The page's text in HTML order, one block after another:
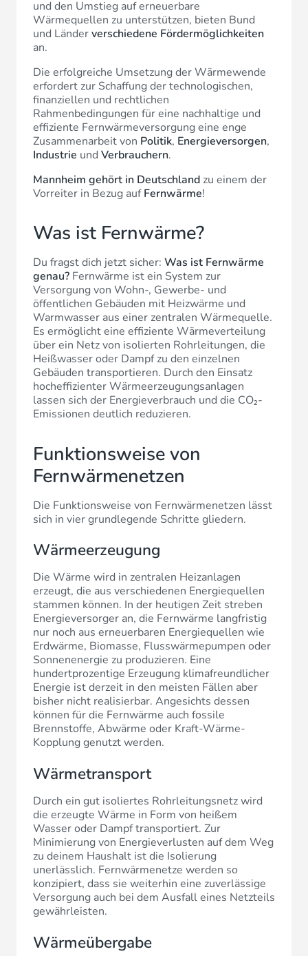
und den Umstieg auf erneuerbare
Wärmequellen zu unterstützen, bieten Bund
und Länderverschiedene Fördermöglichkeiten
an.
Die erfolgreiche Umsetzung der Wärmewende
erfordert zur Schaffung der technologischen,
finanziellen und rechtlichen
Rahmenbedingungen für eine nachhaltige und
effiziente Fernwärmeversorgung eine enge
Zusammenarbeit von Politik, Energieversorgen,
Industrie und Verbrauchern.
Mannheim gehört in Deutschland zu einem der
Vorreiter in Bezug aufFernwärme!
Was ist Fernwärme?
Du fragst dich jetzt sicher: Was ist Fernwärme
genau? Fernwärme ist ein System zur
Versorgung von Wohn-, Gewerbe- und
öffentlichen Gebäuden mit Heizwärme und
Warmwasser aus einer zentralen Wärmequelle.
Es ermöglicht eine effiziente Wärmeverteilung
über ein Netz von isolierten Rohrleitungen, die
Heißwasser oder Dampf zu den einzelnen
Gebäuden transportieren. Durch den Einsatz
hocheffizienter Wärmeerzeugungsanlagen
lassen sich der Energieverbrauch und die CO₂-
Emissionen deutlich reduzieren.
Funktionsweise von
Fernwärmenetzen
Die Funktionsweise von Fernwärmenetzen lässt
sich in vier grundlegende Schritte gliedern.
Wärmeerzeugung
Die Wärme wird in zentralen Heizanlagen
erzeugt, die aus verschiedenen Energiequellen
stammen können. In der heutigen Zeit streben
Energieversorger an, die Fernwärme langfristig
nur noch aus erneuerbaren Energiequellen wie
Erdwärme, Biomasse, Flusswärmepumpen oder
Sonnenenergie zu produzieren. Eine
hundertprozentige Erzeugung klimafreundlicher
Energie ist derzeit in den meisten Fällen aber
bisher nicht realisierbar. Angesichts dessen
können für die Fernwärme auch fossile
Brennstoffe, Abwärme oder Kraft-Wärme-
Kopplung genutzt werden.
Wärmetransport
Durch ein gut isoliertes Rohrleitungsnetz wird
die erzeugte Wärme in Form von heißem
Wasser oder Dampf transportiert. Zur
Minimierung von Energieverlusten auf dem Weg
zu deinem Haushalt ist die Isolierung
unerlässlich. Fernwärmenetze werden so
konzipiert, dass sie weiterhin eine zuverlässige
Versorgung auch bei dem Ausfall eines Netzteils
gewährleisten.
Wärmeübergabe